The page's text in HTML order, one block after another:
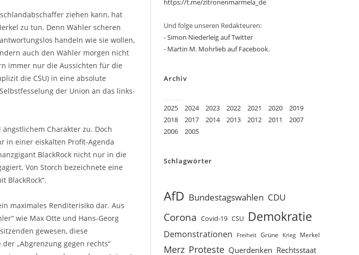
ziehen kann, hat
zu tun. Denn Wähler scheren
handeln wie sie wollen,
auch den Wähler morgen nicht
immer nur die Aussichten für die
die CSU) in eine absolute
der Union an das links-
Charakter zu. Doch
in einer eiskalten Profit-Agenda
BlackRock nicht nur in die
Von Storch bezeichnete eine
BlackRock“.
maximales Renditerisiko dar. Aus
wie Max Otte und Hans-Georg
gewesen, diese
„Abgrenzung gegen rechts“
https://t.me/zitronenmarmela_de
Und folge unseren Redakteuren:
-Simon Niederleig auf Twitter
- Martin M. Mohrlieb auf Facebook.
Archiv
2025 2024 2023 2022 2021 2020
2019
2018
2017 2014 2013 2012 2011
2007
2006
2005
Schlagwörter
AfD Bundestagswahlen CDU
Corona Covid-19 CSU Demokratie
Demonstrationen Freiheit Grüne Krieg Merkel
Merz Proteste Querdenken Rechtsstaat